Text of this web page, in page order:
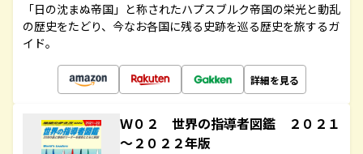
「日の沈まぬ帝国」と称されたハプスブルク帝国の栄光と動乱
の歴史をたどり、今なお各国に残る史跡を巡る歴史を旅するガ
イド。
詳細を見る
Ｗ０２ 世界の指導者図鑑 ２０２１
～２０２２年版